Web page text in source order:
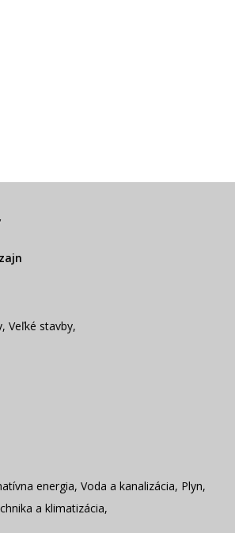
, Veľké stavby,
energia, Voda a kanalizácia, Plyn,
a klimatizácia,